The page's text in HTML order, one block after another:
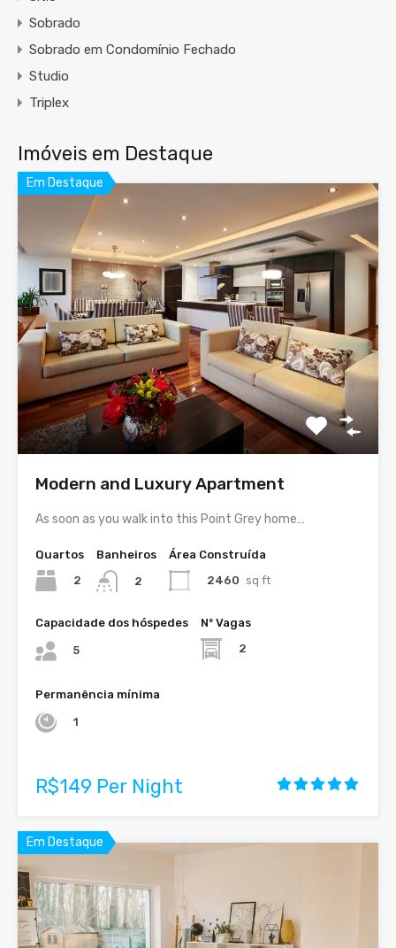
Sobrado
Sobrado em Condomínio Fechado
Studio
Triplex
Imóveis em Destaque
Em Destaque
Modern and Luxury Apartment
As soon as you walk into this Point Grey home…
Quartos
2
Banheiros
2
Área Construída
2460 sq ft
Capacidade dos hóspedes
5
Nº Vagas
2
Permanência mínima
1
R$149 Per Night
Em Destaque